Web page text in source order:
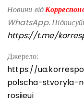
Новини від
WhatsApp.
https://t.me/
Джерело:
https://
polscha-stvoryla-
rosiieui